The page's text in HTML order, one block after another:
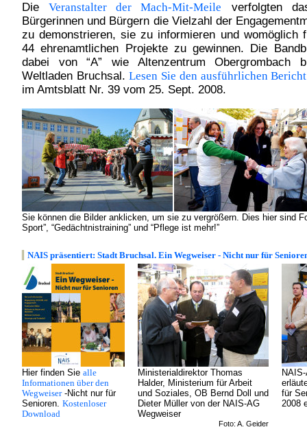
DieVeranstalter der Mach-Mit-Meile verfolgten
Bürgerinnen und Bürgern die Vielzahl der
zu demonstrieren, sie zu informieren und womöglich
44 ehrenamtlichen Projekte zu gewinnen. Die
dabei von “A” wie Altenzentrum Obergrombach
Weltladen Bruchsal.Lesen Sie den ausführlichen Bericht
im Amtsblatt Nr. 39 vom 25. Sept. 2008.
Sie können die Bilder anklicken, um sie zu vergrößern. Dies hier sind
Sport”, “Gedächtnistraining” und “Pflege ist mehr!”
NAIS präsentiert: Stadt Bruchsal. Ein Wegweiser - Nicht nur für
Hier finden Sie alle
Informationen über den
Wegweiser-Nicht nur für
Senioren. Kostenloser
Download
Ministerialdirektor Thomas
Halder, Ministerium für Arbeit
und Soziales, OB Bernd Doll und
Dieter Müller von der NAIS-AG
Wegweiser
Foto: A. Geider
für
2008